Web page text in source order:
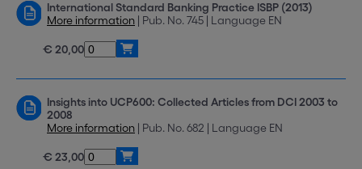
International Standard Banking Practice ISBP (2013)
More information | Pub. No. 745 | Language EN
€ 20,00
Insights into UCP600: Collected Articles from DCI 2003 to
2008
More information | Pub. No. 682 | Language EN
€ 23,00